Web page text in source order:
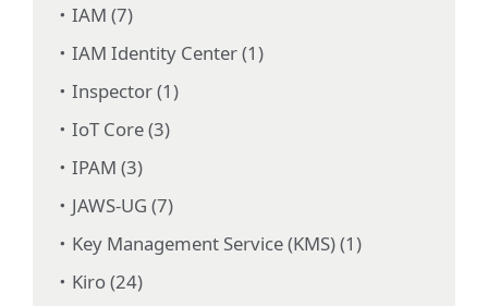
IAM (7)
IAM Identity Center (1)
Inspector (1)
IoT Core (3)
IPAM (3)
JAWS-UG (7)
Key Management Service (KMS) (1)
Kiro (24)